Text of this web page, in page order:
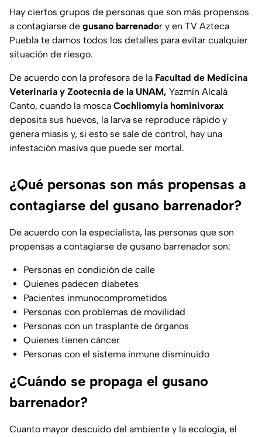
Hay ciertos grupos de personas que son más propensos
a contagiarse de gusano barrenador y en TV Azteca
Puebla te damos todos los detalles para evitar cualquier
situación de riesgo.
De acuerdo con la profesora de la Facultad de Medicina
Veterinaria y Zootecnia de la UNAM, Yazmín Alcalá
Canto, cuando la mosca Cochliomyia hominivorax
deposita sus huevos, la larva se reproduce rápido y
genera miasis y, si esto se sale de control, hay una
infestación masiva que puede ser mortal.
¿Qué personas son más propensas a
contagiarse del gusano barrenador?
De acuerdo con la especialista, las personas que son
propensas a contagiarse de gusano barrenador son:
Personas en condición de calle
Quienes padecen diabetes
Pacientes inmunocomprometidos
Personas con problemas de movilidad
Personas con un trasplante de órganos
Quienes tienen cáncer
Personas con el sistema inmune disminuido
¿Cuándo se propaga el gusano
barrenador?
Cuanto mayor descuido del ambiente y la ecología, el